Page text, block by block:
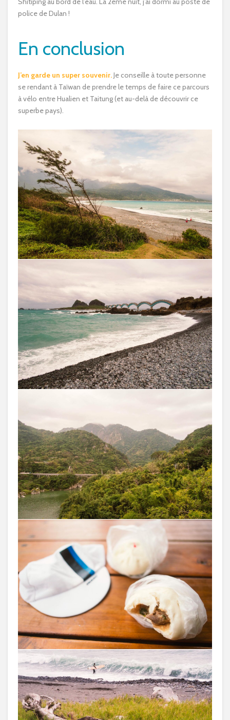
police de Dulan !
En conclusion
J’en garde un super souvenir.Je conseille à toute personne
se rendant à Taïwan de prendre le temps de faire ce parcours
à vélo entre Hualien et Taitung (et au-delà de découvrir ce
superbe pays).